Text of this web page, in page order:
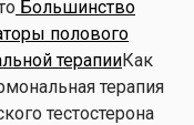
Большинство
полового
терапииКак
терапия
тестостерона